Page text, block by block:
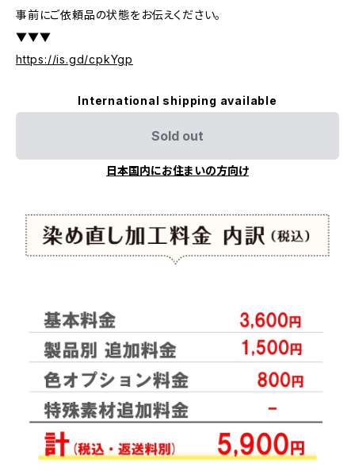
事前にご依頼品の状態をお伝えください。
▼▼▼
https://is.gd/cpkYgp
International shipping available
Sold out
日本国内にお住まいの方向け